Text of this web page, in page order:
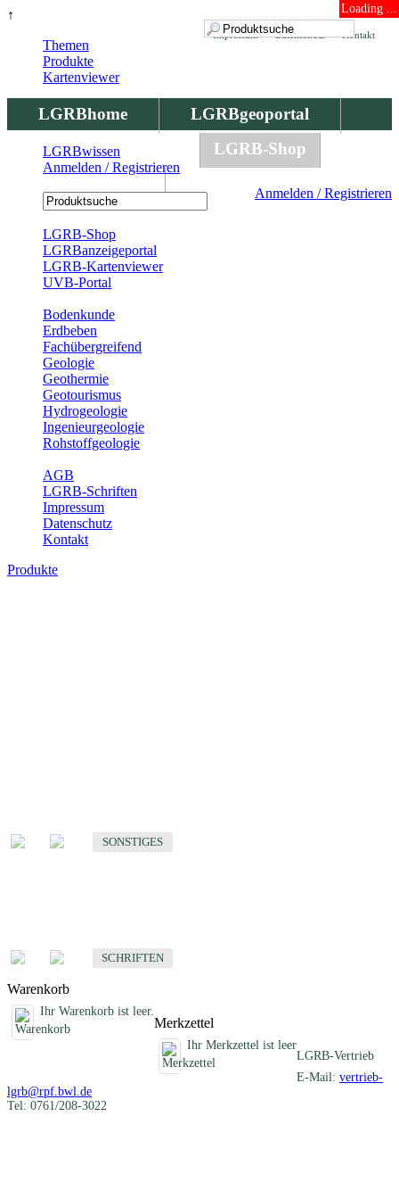
↑ Loading ...
Kontakt
Datenschutz
Impressum
LGRBhome
LGRBgeoportal
LGRBbohrungen
LGRB-Shop
Anmelden / Registrieren
Themen
Produkte
Kartenviewer
LGRBwissen
Anmelden / Registrieren
LGRB-Shop
LGRBanzeigeportal
LGRB-Kartenviewer
UVB-Portal
Bodenkunde
Erdbeben
Fachübergreifend
Geologie
Geothermie
Geotourismus
Hydrogeologie
Ingenieurgeologie
Rohstoffgeologie
AGB
LGRB-Schriften
Impressum
Datenschutz
Kontakt
Produkte
SONSTIGES
SCHRIFTEN
Warenkorb
Ihr Warenkorb ist leer.
Merkzettel
Ihr Merkzettel ist leer
LGRB-Vertrieb
E-Mail: vertrieb-
lgrb@rpf.bwl.de
Tel: 0761/208-3022